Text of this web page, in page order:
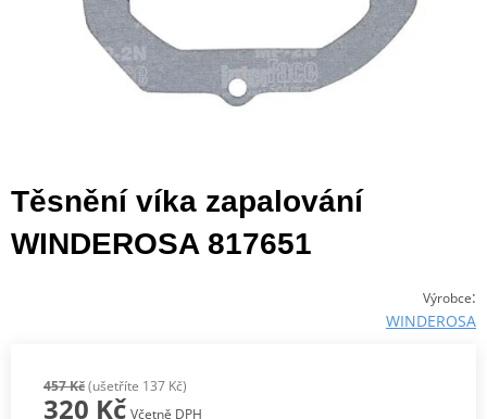
Těsnění víka zapalování
WINDEROSA 817651
Výrobce:
WINDEROSA
457 Kč(ušetříte 137 Kč)
320 Kč Včetně DPH